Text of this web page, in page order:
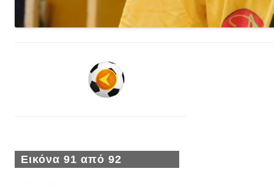
Εικόνα 91 από 92